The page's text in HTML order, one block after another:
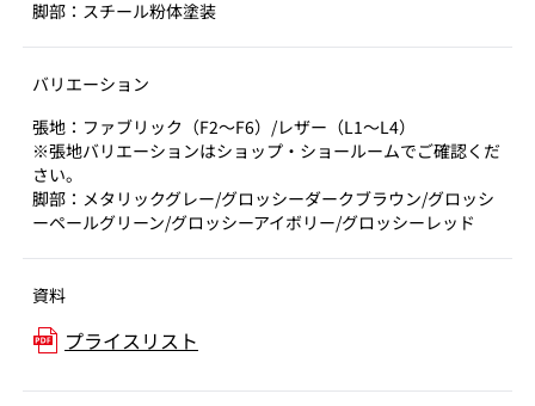
脚部：スチール粉体塗装
バリエーション
張地：ファブリック（F2～F6）/レザー（L1～L4）
※張地バリエーションはショップ・ショールームでご確認くだ
さい。
脚部：メタリックグレー/グロッシーダークブラウン/グロッシ
ーペールグリーン/グロッシーアイボリー/グロッシーレッド
資料
プライスリスト